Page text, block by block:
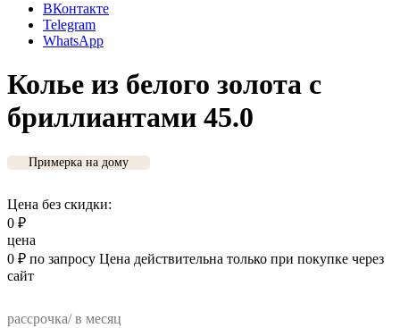
ВКонтакте
Telegram
WhatsApp
Колье из белого золота с
бриллиантами 45.0
Примерка на дому
Цена без скидки:
0 ₽
цена
0 ₽ по запросу Цена действительна только при покупке через
сайт
рассрочка/ в месяц